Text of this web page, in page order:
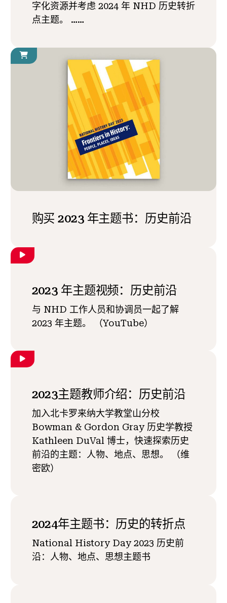
字化资源并考虑 2024 年 NHD 历史转折
点主题。 ……
购买 2023 年主题书：历史前沿
2023 年主题视频：历史前沿
与 NHD 工作人员和协调员一起了解
2023 年主题。 （YouTube）
2023主题教师介绍：历史前沿
加入北卡罗来纳大学教堂山分校
Bowman & Gordon Gray 历史学教授
Kathleen DuVal 博士，快速探索历史
前沿的主题：人物、地点、思想。 （维
密欧）
2024年主题书：历史的转折点
National History Day 2023 历史前
沿：人物、地点、思想主题书